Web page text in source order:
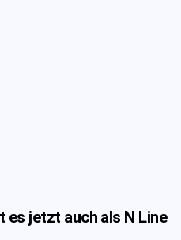
es jetzt auch als N Line